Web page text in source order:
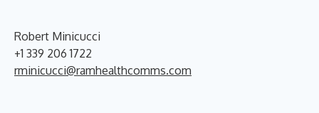
Robert Minicucci
+1 339 206 1722
rminicucci@ramhealthcomms.com